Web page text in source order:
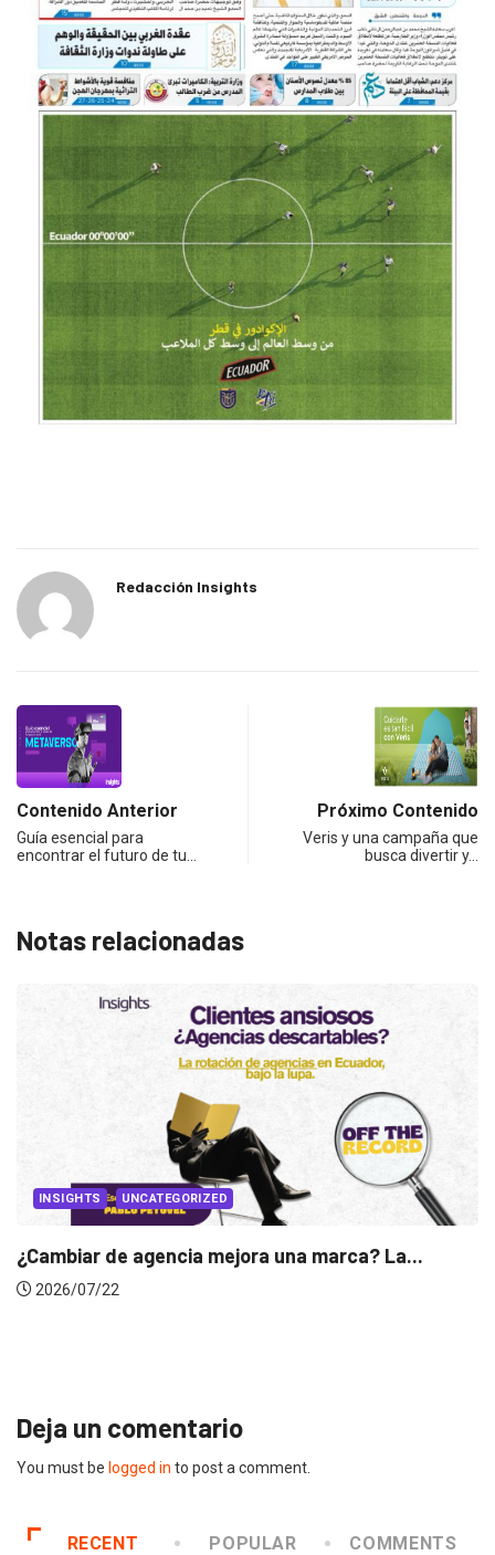
Redacción Insights
Contenido Anterior
Guía esencial para
encontrar el futuro de tu…
Próximo Contenido
Veris y una campaña que
busca divertir y…
Notas relacionadas
INSIGHTS
Deja un comentario
You must be logged in to post a comment.
RECENT POPULAR COMMENTS